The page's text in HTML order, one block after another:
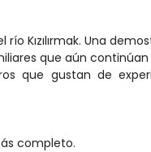
Kızılırmak. Una
que aún continúan
que gustan de
completo.